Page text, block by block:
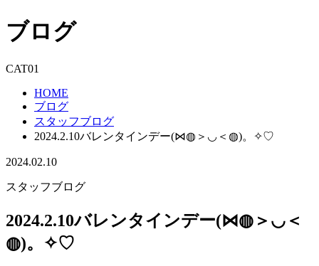
ブログ
CAT01
HOME
ブログ
スタッフブログ
2024.2.10バレンタインデー(⋈◍＞◡＜◍)。✧♡
2024.02.10
スタッフブログ
2024.2.10バレンタインデー(⋈◍＞◡＜
◍)。✧♡